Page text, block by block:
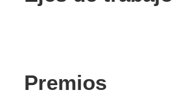
Premios